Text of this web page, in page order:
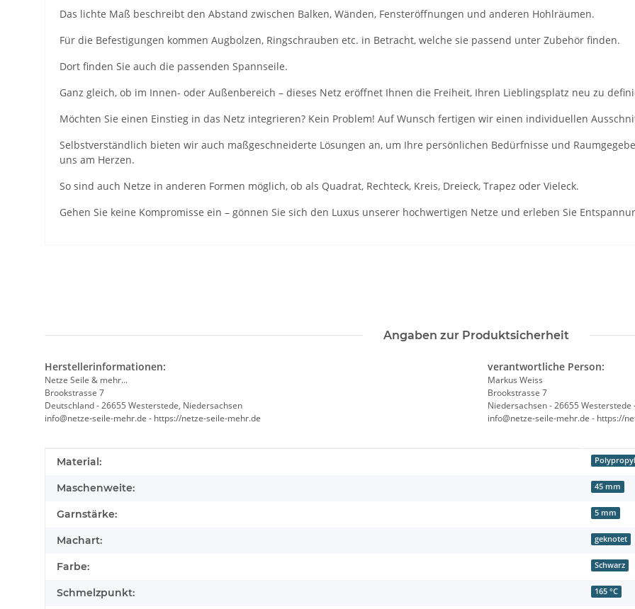
Das lichte Maß beschreibt den Abstand zwischen Balken, Wänden, Fensteröffnungen und anderen Hohlräumen.
Für die Befestigungen kommen Augbolzen, Ringschrauben etc. in Betracht, welche sie passend unter Zubehör finden.
Dort finden Sie auch die passenden Spannseile.
Ganz gleich, ob im Innen- oder Außenbereich – dieses Netz eröffnet Ihnen die Freiheit, Ihren Lieblingsplatz neu zu
Möchten Sie einen Einstieg in das Netz integrieren? Kein Problem! Auf Wunsch fertigen wir einen individuellen
Selbstverständlich bieten wir auch maßgeschneiderte Lösungen an, um Ihre persönlichen Bedürfnisse und
uns am Herzen.
So sind auch Netze in anderen Formen möglich, ob als Quadrat, Rechteck, Kreis, Dreieck, Trapez oder Vieleck.
Gehen Sie keine Kompromisse ein – gönnen Sie sich den Luxus unserer hochwertigen Netze und erleben Sie
Angaben zur Produktsicherheit
Herstellerinformationen:
Netze Seile & mehr...
Brookstrasse 7
Deutschland - 26655 Westerstede, Niedersachsen
info@netze-seile-mehr.de - https://netze-seile-mehr.de
verantwortliche Person:
Markus Weiss
Brookstrasse 7
Niedersachsen - 26655 Westerstede
info@netze-seile-mehr.de - https://
Produkteigenschaft
Wert
Material:
Maschenweite: 45 mm
Garnstärke: 5 mm
Machart: geknotet
Farbe: Schwarz
Schmelzpunkt: 165 °C